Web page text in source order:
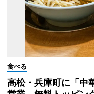
食べる
高松・兵庫町に「